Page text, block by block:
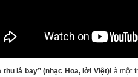
thu lá bay” (nhạc Hoa, lời Việt)Là một